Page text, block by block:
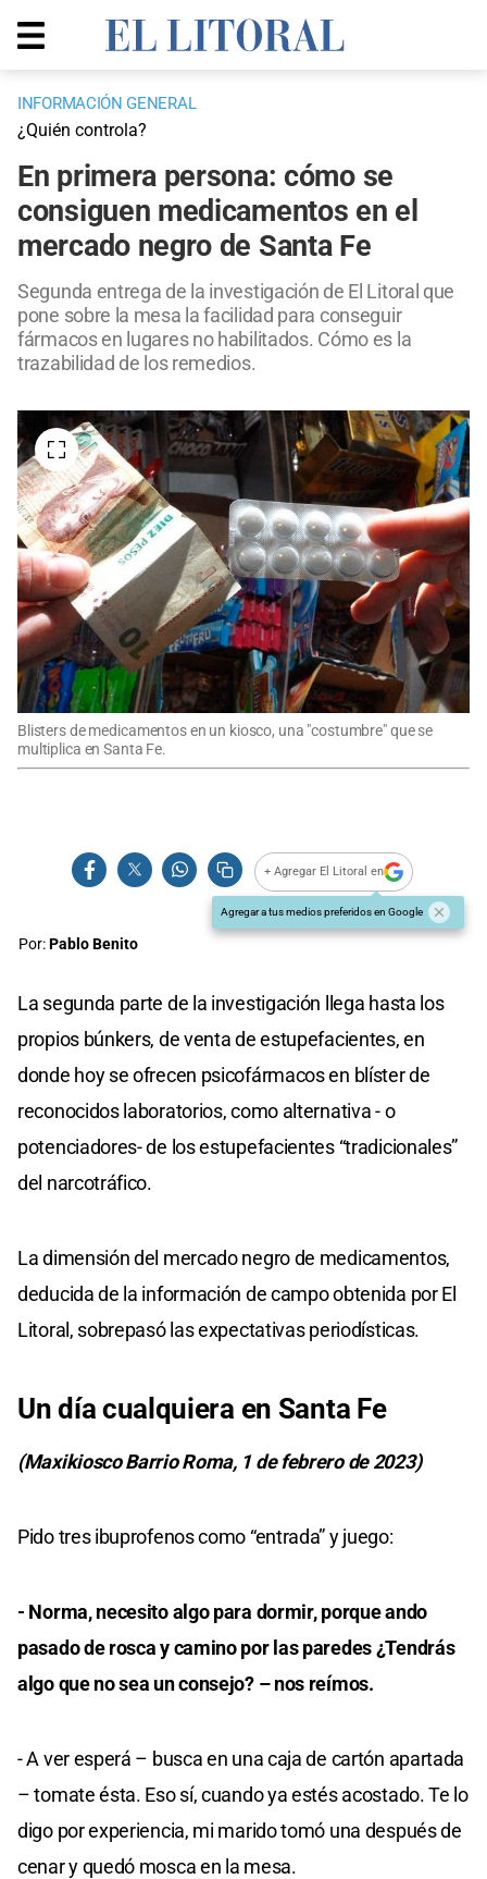
INFORMACIÓN GENERAL
¿Quién controla?
En primera persona: cómo se
consiguen medicamentos en el
mercado negro de Santa Fe
Segunda entrega de la investigación de El Litoral que
pone sobre la mesa la facilidad para conseguir
fármacos en lugares no habilitados. Cómo es la
trazabilidad de los remedios.
Blisters de medicamentos en un kiosco, una "costumbre" que se
multiplica en Santa Fe.
+ Agregar El Litoral en
Agregar a tus medios preferidos en Google
Por:Pablo Benito
La segunda parte de la investigación llega hasta los
propios búnkers, de venta de estupefacientes, en
donde hoy se ofrecen psicofármacos en blíster de
reconocidos laboratorios, como alternativa - o
potenciadores- de los estupefacientes “tradicionales”
del narcotráfico.
La dimensión del mercado negro de medicamentos,
deducida de la información de campo obtenida por El
Litoral, sobrepasó las expectativas periodísticas.
Un día cualquiera en Santa Fe
(Maxikiosco Barrio Roma, 1 de febrero de 2023)
Pido tres ibuprofenos como “entrada” y juego:
- Norma, necesito algo para dormir, porque ando
pasado de rosca y camino por las paredes ¿Tendrás
algo que no sea un consejo? – nos reímos.
- A ver esperá – busca en una caja de cartón apartada
– tomate ésta. Eso sí, cuando ya estés acostado. Te lo
digo por experiencia, mi marido tomó una después de
cenar y quedó mosca en la mesa.